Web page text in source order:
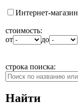
Интернет-магазин
стоимость:
от
до
строка поиска:
Найти